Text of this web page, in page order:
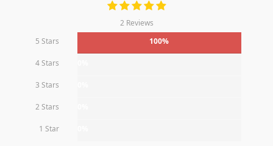
2 Reviews
5 Stars
100%
4 Stars
3 Stars
2 Stars
1 Star